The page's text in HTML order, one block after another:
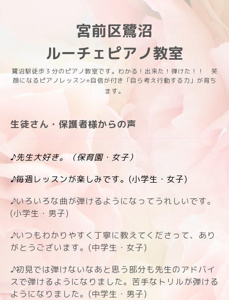
宮前区鷺沼
ルーチェピアノ教室
鷺沼駅徒歩３分のピアノ教室です。わかる！出来た！弾けた！！ 笑
顔になるピアノレッスン⭐️自信が付き「自ら考え行動する力」が育ち
ます。
生徒さん・保護者様からの声
♪先生大好き。（保育園・女子）
♪毎週レッスンが楽しみです。(小学生・女子)
♪いろいろな曲が弾けるようになってうれしいです。
(小学生・男子)
♪いつもわかりやすく丁寧に教えてくださって、あり
がとうございます。 (中学生 ・女子)
♪初見では弾けないなあと思う部分も先生のアドバイ
スで弾けるようになりました。苦手なトリルが弾ける
ようになりました。(中学生・男子)